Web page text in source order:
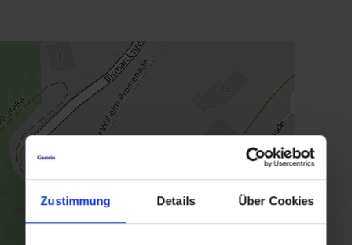
Zustimmung Details Über Cookies